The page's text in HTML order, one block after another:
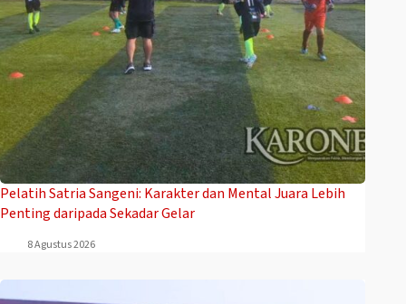
Pelatih Satria Sangeni: Karakter dan Mental Juara Lebih
Penting daripada Sekadar Gelar
8 Agustus 2026